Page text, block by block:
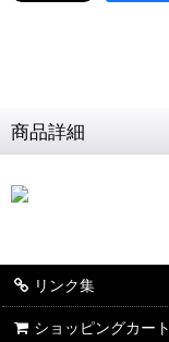
商品詳細
リンク集
ショッピングカート